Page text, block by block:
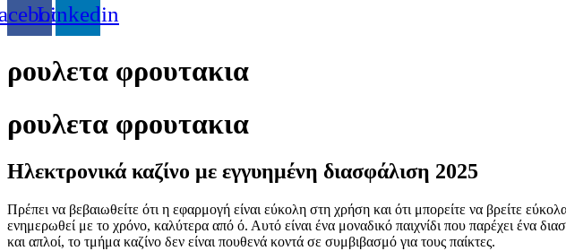
Linkedin
ρουλετα φρουτακια
ρουλετα φρουτακια
Ηλεκτρονικά καζίνο με εγγυημένη διασφάλιση 2025
Πρέπει να βεβαιωθείτε ότι η εφαρμογή είναι εύκολη στη χρήση και ότι μπορείτε να βρείτε
ενημερωθεί με το χρόνο, καλύτερα από ό. Αυτό είναι ένα μοναδικό παιχνίδι που παρέχει ένα
και απλοί, το τμήμα καζίνο δεν είναι πουθενά κοντά σε συμβιβασμό για τους παίκτες.